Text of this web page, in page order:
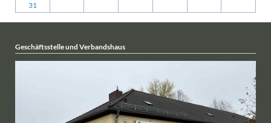
31
Geschäftsstelle und Verbandshaus